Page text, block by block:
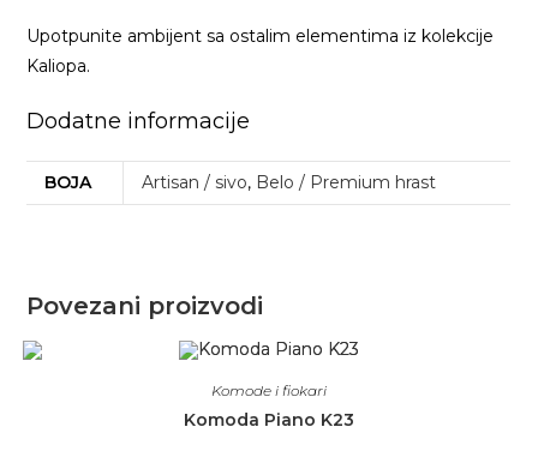
Upotpunite ambijent sa ostalim elementima iz kolekcije
Kaliopa.
Dodatne informacije
BOJA Artisan / sivo, Belo / Premium hrast
Povezani proizvodi
Komode i fiokari
Komoda Piano K23